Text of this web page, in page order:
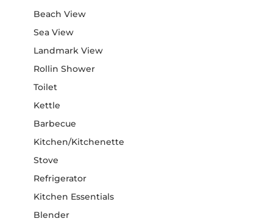
Beach View
Sea View
Landmark View
Rollin Shower
Toilet
Kettle
Barbecue
Kitchen/Kitchenette
Stove
Refrigerator
Kitchen Essentials
Blender